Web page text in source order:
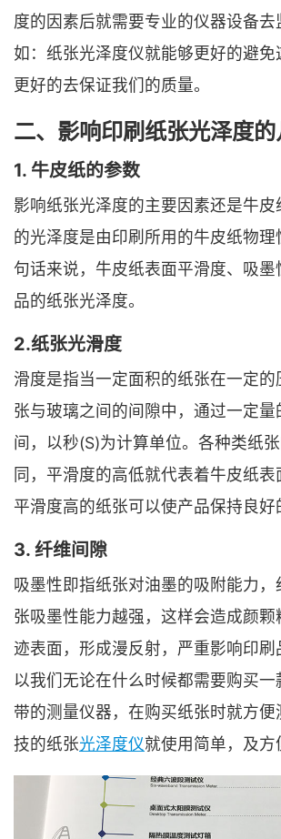
度的因素后就需要专业的仪器设备去
如：纸张光泽度仪就能够更好的避免
更好的去保证我们的质量。
二、影响印刷纸张光泽度
1. 牛皮纸的参数
影响纸张光泽度的主要因素还是牛皮
的光泽度是由印刷所用的牛皮纸物理
句话来说，牛皮纸表面平滑度、吸墨
品的纸张光泽度。
2.纸张光滑度
滑度是指当一定面积的纸张在一定的
张与玻璃之间的间隙中，通过一定量
间，以秒(S)为计算单位。各种类纸
同，平滑度的高低就代表着牛皮纸表
平滑度高的纸张可以使产品保持良好
3. 纤维间隙
吸墨性即指纸张对油墨的吸附能力，
张吸墨性能力越强，这样会造成颜颗
迹表面，形成漫反射，严重影响印刷
以我们无论在什么时候都需要购买
带的测量仪器，在购买纸张时就方便
技的纸张光泽度仪就使用简单，及方